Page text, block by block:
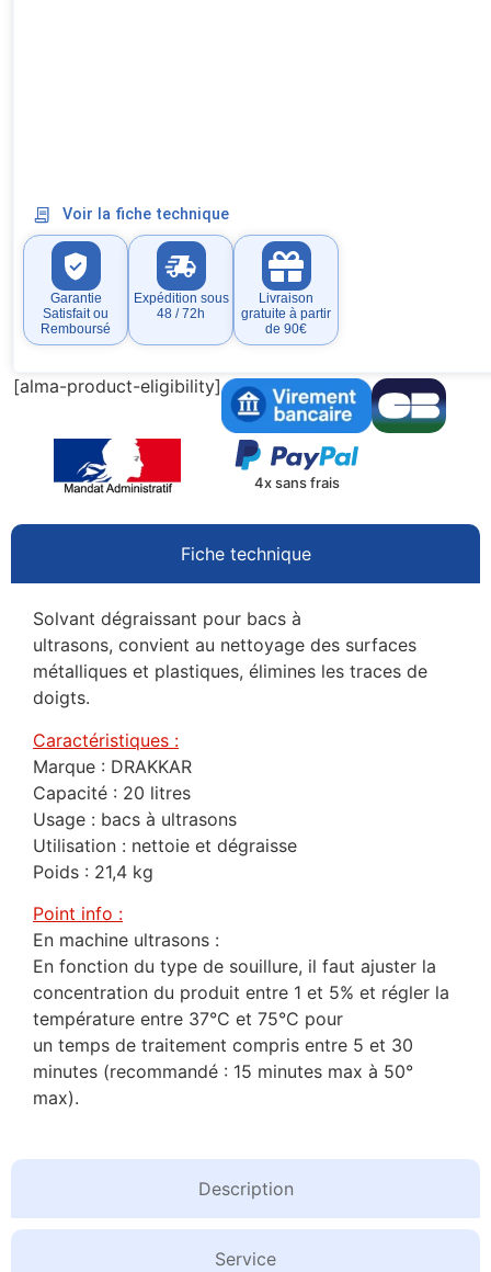
Voir la fiche technique
Garantie
Satisfait ou
Remboursé
Expédition sous
48 / 72h
Livraison
gratuite à partir
de 90€
[alma-product-eligibility]
4x sans frais
Fiche technique
Description
Service
Solvant dégraissant pour bacs à
ultrasons, convient au nettoyage des surfaces
métalliques et plastiques, élimines les traces de
doigts.
Caractéristiques :
Marque : DRAKKAR
Capacité : 20 litres
Usage : bacs à ultrasons
Utilisation : nettoie et dégraisse
Poids : 21,4 kg
Point info :
En machine ultrasons :
En fonction du type de souillure, il faut ajuster la
concentration du produit entre 1 et 5% et régler la
température entre 37°C et 75°C pour
un temps de traitement compris entre 5 et 30
minutes (recommandé : 15 minutes max à 50°
max).